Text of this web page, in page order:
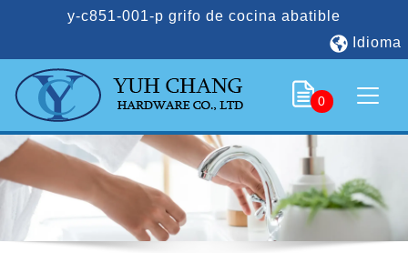
y-c851-001-p grifo de cocina abatible
Idioma
0